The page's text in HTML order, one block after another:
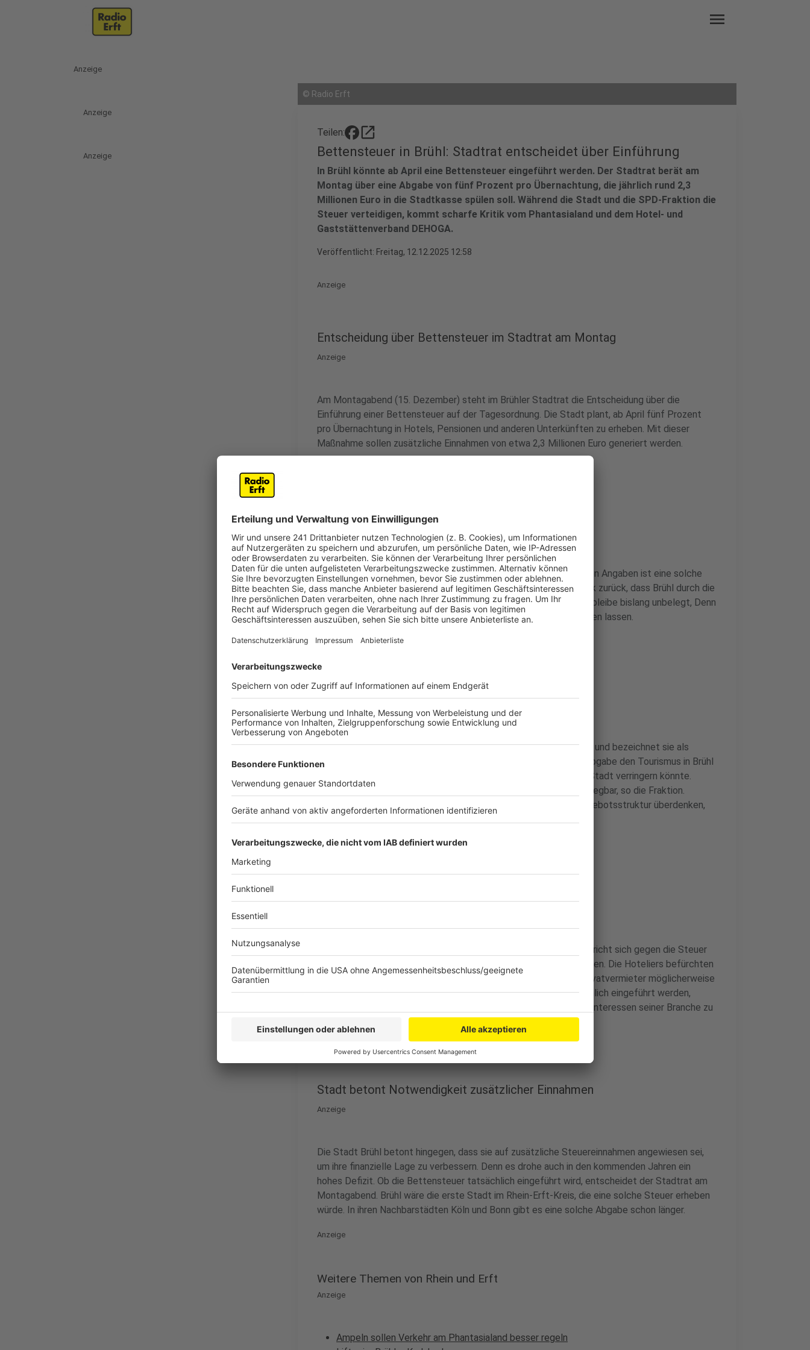
menu
Anzeige
Anzeige
Anzeige
© Radio Erft
Teilen: open_in_new
Bettensteuer in Brühl: Stadtrat entscheidet über Einführung
In Brühl könnte ab April eine Bettensteuer eingeführt werden. Der Stadtrat berät am
Montag über eine Abgabe von fünf Prozent pro Übernachtung, die jährlich rund 2,3
Millionen Euro in die Stadtkasse spülen soll. Während die Stadt und die SPD-Fraktion die
Steuer verteidigen, kommt scharfe Kritik vom Phantasialand und dem Hotel- und
Gaststättenverband DEHOGA.
Veröffentlicht: Freitag, 12.12.2025 12:58
Anzeige
Entscheidung über Bettensteuer im Stadtrat am Montag
Anzeige
Am Montagabend (15. Dezember) steht im Brühler Stadtrat die Entscheidung über die
Einführung einer Bettensteuer auf der Tagesordnung. Die Stadt plant, ab April fünf Prozent
pro Übernachtung in Hotels, Pensionen und anderen Unterkünften zu erheben. Mit dieser
Maßnahme sollen zusätzliche Einnahmen von etwa 2,3 Millionen Euro generiert werden.
Die SPD-Fraktion unterstützt die Einführung der Steuer. Nach ihren Angaben ist eine solche
Steuer in vielen Städten bereits seit Jahren üblich. Sie weist Kritik zurück, dass Brühl durch die
Steuer an Attraktivität verlieren könnte. Eine solche Behauptung bleibe bislang unbelegt, Denn
in anderen Städten habe sich ein solcher Schaden nicht nachweisen lassen.
Anzeige
Kritik vom Phantasialand
Das Phantasialand lehnt die Bettensteuer jedoch entschieden ab und bezeichnet sie als
„unsinnige Schlafsteuer“. Der Freizeitpark warnt davor, dass die Abgabe den Tourismus in Brühl
schwächen und letztlich auch die Gewerbesteuereinnahmen der Stadt verringern könnte.
Diese Kritik weist die SPD zurück. Diese Behauptung sei nicht belegbar, so die Fraktion.
Stattdessen solle das Phantasialand seine eigene Preis- und Angebotsstruktur überdenken,
wenn es sich um seine Attraktivität sorge.
Anzeige
Auch der Deutsche Hotel- und Gaststättenverband (DEHOGA) spricht sich gegen die Steuer
aus und plädiert eindrücklich dafür, auf eine Einführung zu verzichten. Die Hoteliers befürchten
ein „Bürokratiemonster“ und einen ungleichen Wettbewerb, da Privatvermieter möglicherweise
nicht zur Kasse gebeten würden. Sollte die Bettensteuer tatsächlich eingeführt werden,
behalte sich der DEHOGA vor, weitere Schritte zu prüfen, um die Interessen seiner Branche zu
schützen und nachhaltig zu sichern.
Stadt betont Notwendigkeit zusätzlicher Einnahmen
Anzeige
Die Stadt Brühl betont hingegen, dass sie auf zusätzliche Steuereinnahmen angewiesen sei,
um ihre finanzielle Lage zu verbessern. Denn es drohe auch in den kommenden Jahren ein
hohes Defizit. Ob die Bettensteuer tatsächlich eingeführt wird, entscheidet der Stadtrat am
Montagabend. Brühl wäre die erste Stadt im Rhein-Erft-Kreis, die eine solche Steuer erheben
würde. In ihren Nachbarstädten Köln und Bonn gibt es eine solche Abgabe schon länger.
Anzeige
Weitere Themen von Rhein und Erft
Anzeige
Ampeln sollen Verkehr am Phantasialand besser regeln